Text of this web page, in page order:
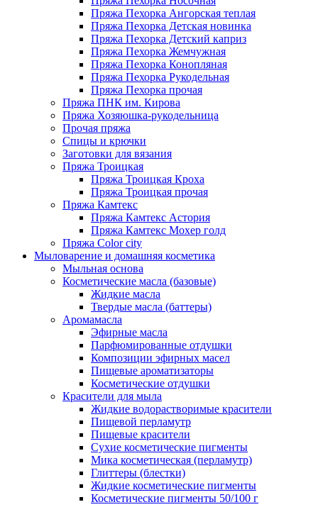
Пряжа Пехорка Ангорская теплая
Пряжа Пехорка Детская новинка
Пряжа Пехорка Детский каприз
Пряжа Пехорка Жемчужная
Пряжа Пехорка Конопляная
Пряжа Пехорка Рукодельная
Пряжа Пехорка прочая
Пряжа ПНК им. Кирова
Пряжа Хозяюшка-рукодельница
Прочая пряжа
Спицы и крючки
Заготовки для вязания
Пряжа Троицкая
Пряжа Троицкая Кроха
Пряжа Троицкая прочая
Пряжа Камтекс
Пряжа Камтекс Астория
Пряжа Камтекс Мохер голд
Пряжа Color city
Мыловарение и домашняя косметика
Мыльная основа
Косметические масла (базовые)
Жидкие масла
Твердые масла (баттеры)
Аромамасла
Эфирные масла
Парфюмированные отдушки
Композиции эфирных масел
Пищевые ароматизаторы
Косметические отдушки
Красители для мыла
Жидкие водорастворимые красители
Пищевой перламутр
Пищевые красители
Сухие косметические пигменты
Мика косметическая (перламутр)
Глиттеры (блестки)
Жидкие косметические пигменты
Косметические пигменты 50/100 г